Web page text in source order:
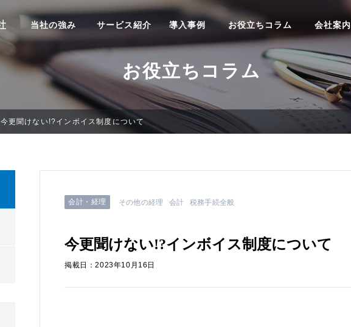
当社の強み サービス紹介 導入事例 お役立ちコラム 会社案内
お役立ちコラム
今更聞けない!?インボイス制度について
会計・経理 その他の経理 会計 税務手続全般
今更聞けない!?インボイス制度について
掲載日：2023年10月16日